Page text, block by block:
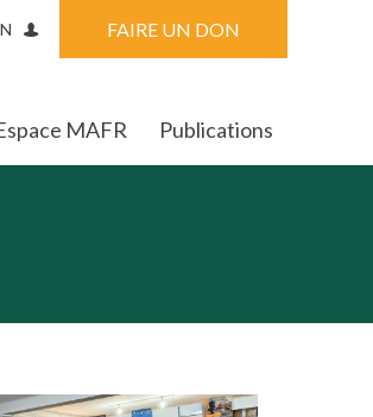
FAIRE UN DON
MAFR Publications